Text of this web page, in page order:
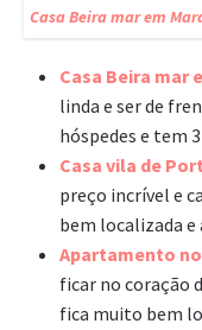
Casa Beira mar em
Casa Beira mar
linda e ser de
hóspedes e tem
Casa vila de
preço incrível e
bem localizada e
Apartamento
ficar no coração
fica muito bem